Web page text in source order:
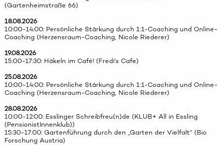
(Gartenheimstraße 66)
18.08.2026
10:00-14:00: Persönliche Stärkung durch 1:1-Coaching und Online-
Coaching (Herzensraum-Coaching, Nicole Riederer)
19.08.2026
15:00-17:30: Häkeln im Café! (Fredi's Cafe)
25.08.2026
10:00-14:00: Persönliche Stärkung durch 1:1-Coaching und Online-
Coaching (Herzensraum-Coaching, Nicole Riederer)
28.08.2026
10:00-12:00: Esslinger Schreibfreu(n)de (KLUB+ All in Essling
(PensionistInnenklub))
15:30-17:00: Gartenführung durch den „Garten der Vielfalt“ (Bio
Forschung Austria)